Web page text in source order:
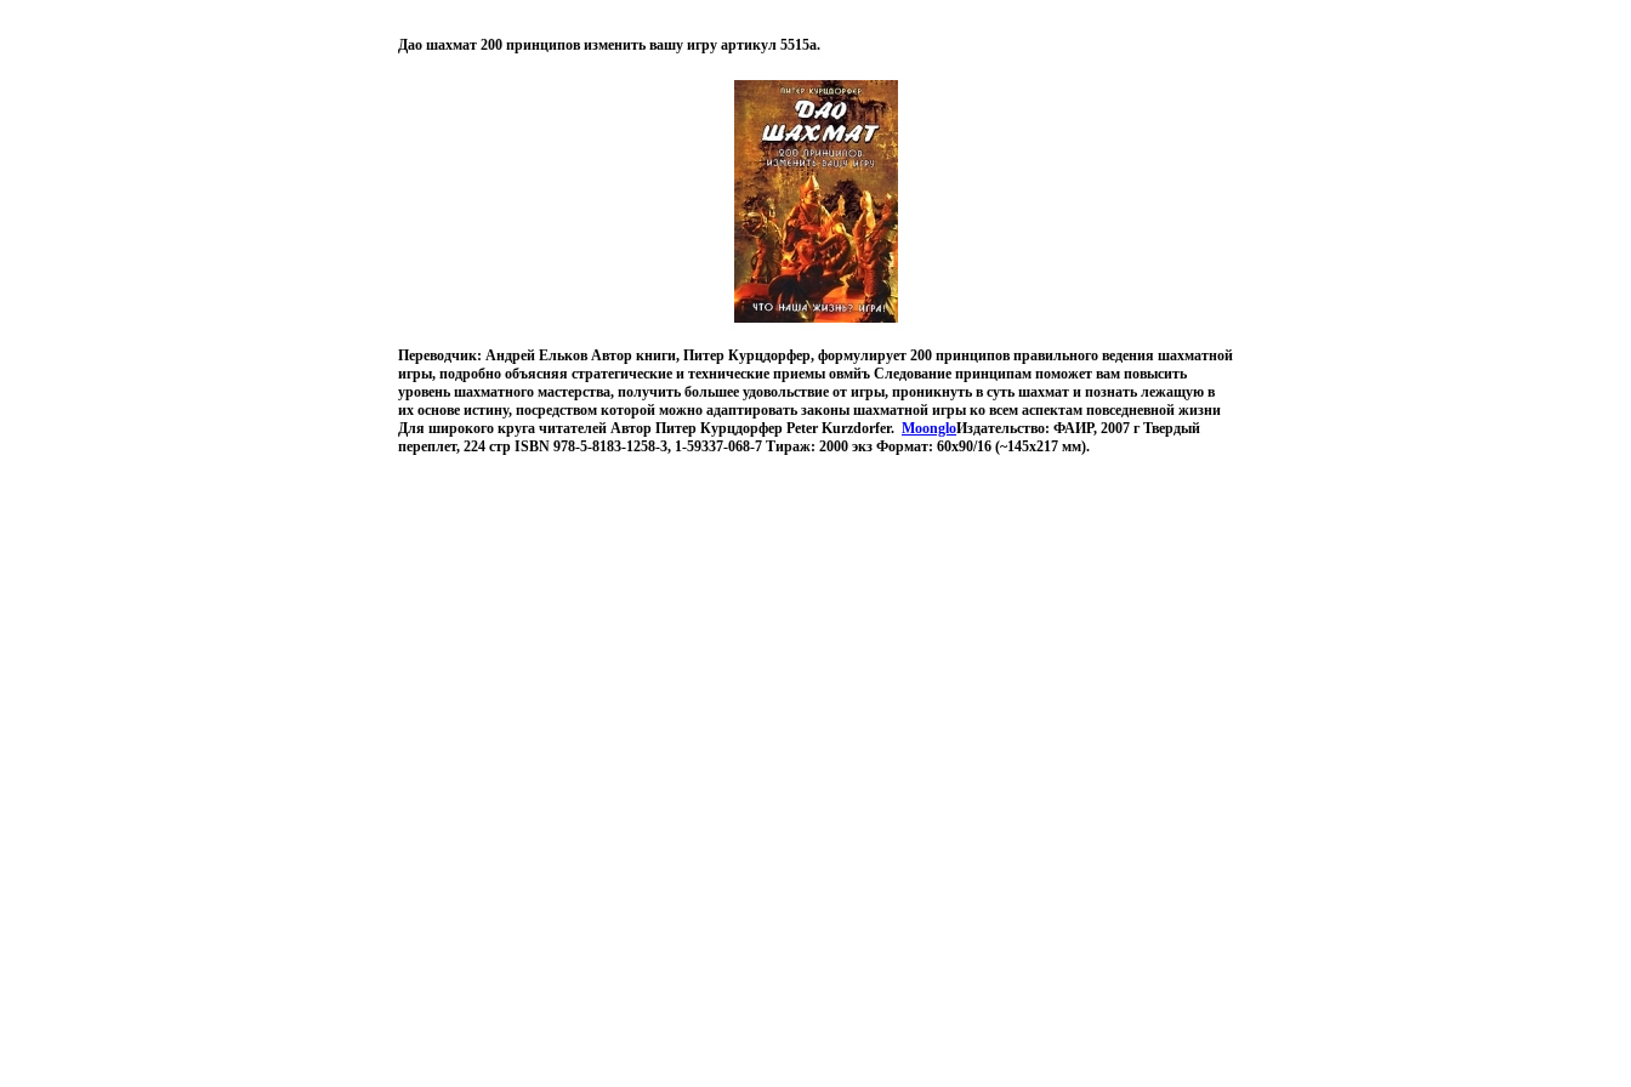
Дао шахмат 200 принципов изменить вашу игру артикул 5515a.
Переводчик: Андрей Ельков Автор книги, Питер Курцдорфер, формулирует 200 принципов правильного ведения шахматной
игры, подробно объясняя стратегические и технические приемы овмйъ Следование принципам поможет вам повысить
уровень шахматного мастерства, получить большее удовольствие от игры, проникнуть в суть шахмат и познать лежащую в
их основе истину, посредством которой можно адаптировать законы шахматной игры ко всем аспектам повседневной жизни
Для широкого круга читателей Автор Питер Курцдорфер Peter Kurzdorfer. MoongloИздательство: ФАИР, 2007 г Твердый
переплет, 224 стр ISBN 978-5-8183-1258-3, 1-59337-068-7 Тираж: 2000 экз Формат: 60x90/16 (~145х217 мм).